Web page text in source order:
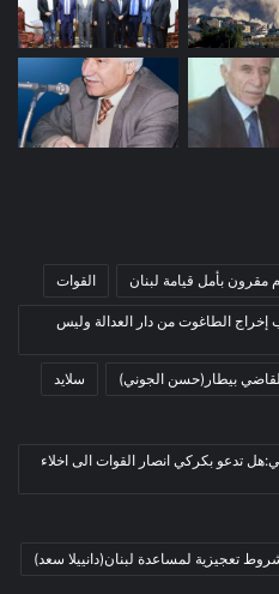
(1)
(4)
(91)
(26)
(1٬227)
(73)
مقرون بأمل قيامة لبنان القوات
الطاغوت من دار العدالة وليس
بيطار(حسن الجوني) سلايد
تدعو بكركي انصار القوات الى اخلاء
تعجيزية لمساعدة لبنان(دانييلا سعد)